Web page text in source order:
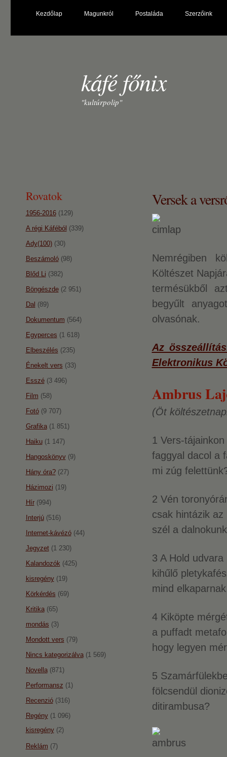
Kezdőlap Magunkról Postaláda Szerzőink
káfé főnix
"kultúrpolip"
Versek a
Nemrégiben
Költészet
termésükből
begyűlt
olvasónak.
Az
Elektronikus
Ambrus
(Öt
1 Vers-tájainkon
faggyal dacol a
mi zúg
2 Vén
csak hintázik az
szél a
3 A Hold udvara
kihűlő
mind
4 Kiköpte
a puffadt
hogy legyen
5
fölcsendül
ditirambusa?
Rovatok
1956-2016(129)
A régi Káféból (339)
Ady(100)(30)
Beszámoló(98)
Blőd Li (382)
Böngészde(2 951)
Dal (89)
Dokumentum (564)
Egyperces (1 618)
Elbeszélés (235)
Énekelt vers (33)
Esszé(3 496)
Film (58)
Fotó(9 707)
Grafika(1 851)
Haiku(1 147)
Hangoskönyv(9)
Hány óra?(27)
Házimozi (19)
Hír(994)
Interjú(516)
Internet-kávézó(44)
Jegyzet(1 230)
Kalandozók (425)
kisregény(19)
Körkérdés (69)
Kritika(65)
mondás (3)
Mondott vers (79)
Nincs kategorizálva(1 569)
Novella(871)
Performansz (1)
Recenzió(316)
Regény(1 096)
kisregény(2)
Reklám (7)